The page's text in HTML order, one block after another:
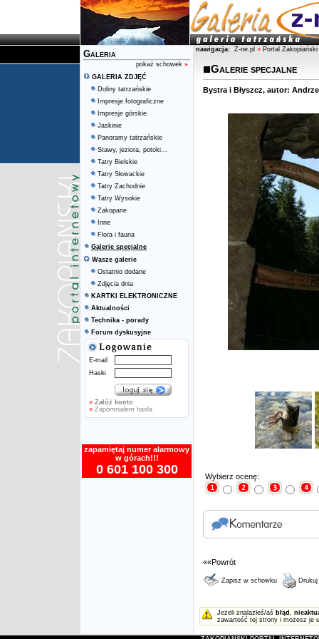
Galeria
pokaż schowek »
GALERIA ZDJĘĆ
Doliny tatrzańskie
Impresje fotograficzne
Impresje górskie
Jaskinie
Panoramy tatrzańskie
Stawy, jeziora, potoki...
Tatry Bielskie
Tatry Słowackie
Tatry Zachodnie
Tatry Wysokie
Zakopane
Inne
Flora i fauna
Galerie specjalne
Wasze galerie
Ostatnio dodane
Zdjęcia dnia
KARTKI ELEKTRONICZNE
Aktualności
Technika - porady
Forum dyskusyjne
E-mail
Hasło
» Załóż konto
» Zapomniałem hasła
zapamiętaj numer alarmowy
w górach!!!
0 601 100 300
nawigacja: Z-ne.pl » Portal Zakopiański
Galerie specjalne
Bystra i Błyszcz, autor:
Wybierz ocenę:
««Powrót
Zapisz w schowku Drukuj
Jeżeli znalazłeś/aś błąd ,
zawartość tej strony i możesz je